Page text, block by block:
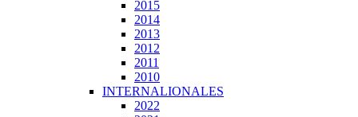
2015
2014
2013
2012
2011
2010
INTERNALIONALES
2022